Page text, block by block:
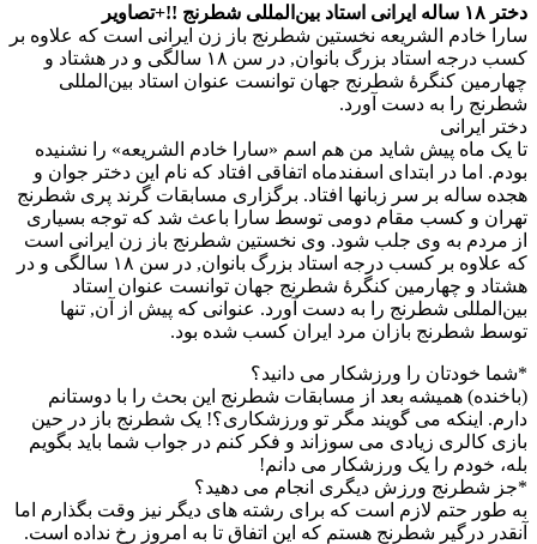
دختر ۱۸ ساله ایرانی استاد بین‌المللی شطرنج !!+تصاویر
سارا خادم الشریعه نخستین شطرنج باز زن ایرانی است که علاوه بر
کسب درجه استاد بزرگ بانوان, در سن ۱۸ سالگی و در هشتاد و
چهارمین کنگرهٔ شطرنج جهان توانست عنوان استاد بین‌المللی
شطرنج را به دست آورد.
دختر ایرانی
تا یک ماه پیش شاید من هم اسم «سارا خادم الشریعه» را نشنیده
بودم. اما در ابتدای اسفندماه اتفاقی افتاد که نام این دختر جوان و
هجده ساله بر سر زبانها افتاد. برگزاری مسابقات گرند پری شطرنج
تهران و کسب مقام دومی توسط سارا باعث شد که توجه بسیاری
از مردم به وی جلب شود. وی نخستین شطرنج باز زن ایرانی است
که علاوه بر کسب درجه استاد بزرگ بانوان, در سن ۱۸ سالگی و در
هشتاد و چهارمین کنگرهٔ شطرنج جهان توانست عنوان استاد
بین‌المللی شطرنج را به دست آورد. عنوانی که پیش از آن, تنها
توسط شطرنج بازان مرد ایران کسب شده بود.
*شما خودتان را ورزشکار می دانید؟
(باخنده) همیشه بعد از مسابقات شطرنج این بحث را با دوستانم
دارم. اینکه می گویند مگر تو ورزشکاری؟! یک شطرنج باز در حین
بازی کالری زیادی می سوزاند و فکر کنم در جواب شما باید بگویم
بله، خودم را یک ورزشکار می دانم!
*جز شطرنج ورزش دیگری انجام می دهید؟
به طور حتم لازم است که برای رشته های دیگر نیز وقت بگذارم اما
آنقدر درگیر شطرنج هستم که این اتفاق تا به امروز رخ نداده است.